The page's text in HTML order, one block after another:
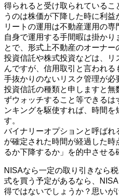
得られると受け取られている
うのは株価が下降した時に利益
リートの運用は不動産運用の
自身で運用する手間暇は掛かり
とで、形式上不動産のオーナー
投資信託や株式投資などは、リ
んですが、信用取引と言われ
手抜かりのないリスク管理が必
投資信託の種類と申しますと無
ずウォッチすること等できるは
ンキングを駆使すれば、時間
す。
バイナリーオプションと呼ばれ
が確定された時間が経過した
るか下降するか」を的中させる
NISAなら一定の取り引きなら
式を買う予定があるなら、
得ではないでしょうか？思い